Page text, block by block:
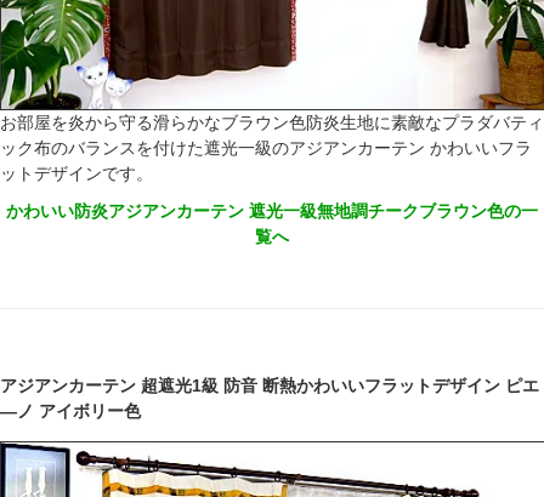
お部屋を炎から守る滑らかなブラウン色防炎生地に素敵なプラダバティ
ック布のバランスを付けた遮光一級のアジアンカーテン かわいいフラ
ットデザインです。
かわいい防炎アジアンカーテン 遮光一級無地調チークブラウン色の一
覧へ
アジアンカーテン 超遮光1級 防音 断熱かわいいフラットデザイン ピエ
―ノ アイボリー色